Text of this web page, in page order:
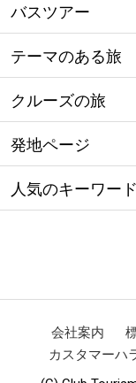
バスツアー
テーマのある旅
クルーズの旅
発地ページ
人気のキーワード
会社案内
カスタマーハ